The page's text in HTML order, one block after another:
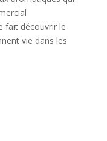
fait découvrir le
vie dans les